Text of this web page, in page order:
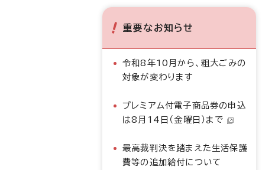
重要なお知らせ
令和8年10月から、粗大ごみの
対象が変わります
プレミアム付電子商品券の申込
は8月14日（金曜日）まで
最高裁判決を踏まえた生活保護
費等の追加給付について